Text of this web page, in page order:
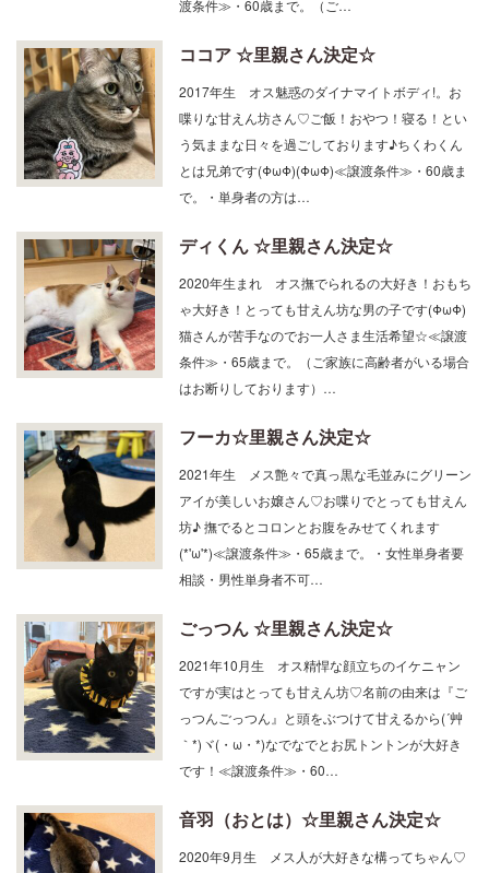
渡条件≫・60歳まで。（ご…
ココア ☆里親さん決定☆
2017年生 オス魅惑のダイナマイトボディ!。お
喋りな甘えん坊さん♡ご飯！おやつ！寝る！とい
う気ままな日々を過ごしております♪ちくわくん
とは兄弟です(ΦωΦ)(ΦωΦ)≪譲渡条件≫・60歳ま
で。・単身者の方は…
ディくん ☆里親さん決定☆
2020年生まれ オス撫でられるの大好き！おもち
ゃ大好き！とっても甘えん坊な男の子です(ΦωΦ)
猫さんが苦手なのでお一人さま生活希望☆≪譲渡
条件≫・65歳まで。（ご家族に高齢者がいる場合
はお断りしております）…
フーカ☆里親さん決定☆
2021年生 メス艶々で真っ黒な毛並みにグリーン
アイが美しいお嬢さん♡お喋りでとっても甘えん
坊♪ 撫でるとコロンとお腹をみせてくれます
(*'ω'*)≪譲渡条件≫・65歳まで。・女性単身者要
相談・男性単身者不可…
ごっつん ☆里親さん決定☆
2021年10月生 オス精悍な顔立ちのイケニャン
ですが実はとっても甘えん坊♡名前の由来は『ご
っつんごっつん』と頭をぶつけて甘えるから(´艸
｀*)ヾ(・ω・*)なでなでとお尻トントンが大好き
です！≪譲渡条件≫・60…
音羽（おとは）☆里親さん決定☆
2020年9月生 メス人が大好きな構ってちゃん♡